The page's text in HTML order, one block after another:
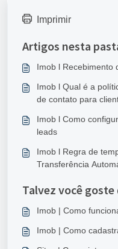
Imprimir
Artigos nesta
Imob l Recebimento
Imob l Qual é a
de contato para
Imob l Como
leads
Imob l Regra de
Transferência
Talvez você goste
Imob | Como
Imob | Como